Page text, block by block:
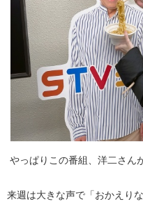
やっぱりこの番組、洋二さん
来週は大きな声で「おかえり